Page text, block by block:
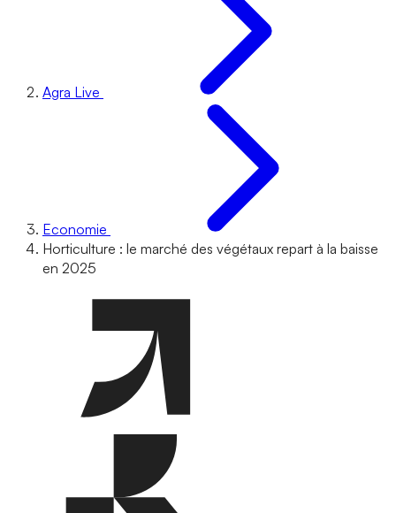
Agra Live
Economie
Horticulture : le marché des végétaux repart à la baisse
en 2025